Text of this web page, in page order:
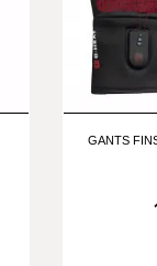
GANTS